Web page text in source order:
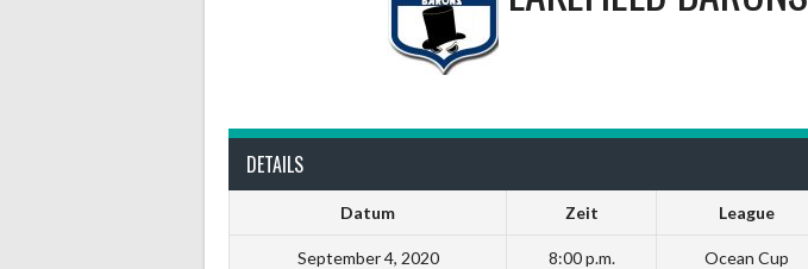
DETAILS
Datum Zeit League
September 4, 2020 8:00 p.m. Ocean Cup